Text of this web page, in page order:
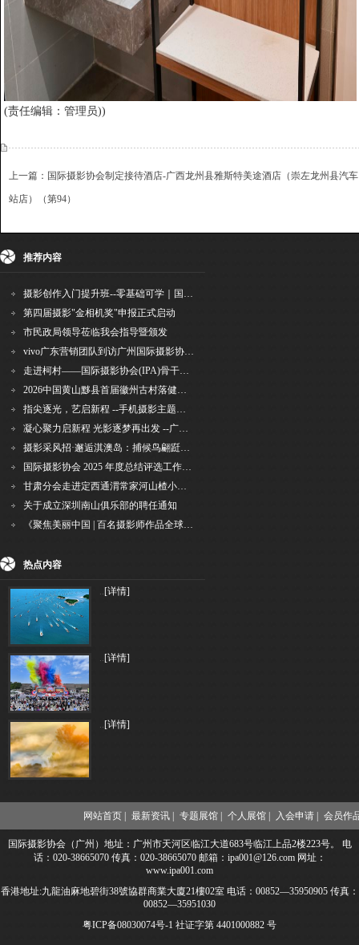
(责任编辑：管理员))
上一篇：国际摄影协会制定接待酒店-广西龙州县雅斯特美途酒店（崇左龙州县汽车
站店）（第94）
推荐内容
摄影创作入门提升班--零基础可学｜国际评委授课｜手机·相机均可｜AI工具｜摄影比赛指
第四届摄影"金相机奖"申报正式启动
市民政局领导莅临我会指导暨颁发
vivo广东营销团队到访广州国际摄影协会 共商合作事宜
走进柯村——国际摄影协会(IPA)骨干采风安徽行之6
2026中国黄山黟县首届徽州古村落健康跑圆满举行
指尖逐光，艺启新程 --手机摄影主题讲座在市老年干部大学圆满落幕
凝心聚力启新程 光影逐梦再出发 --广州国际摄影协会2026年首次会长秘书长会议召开
摄影采风招·邂逅淇澳岛：捕候鸟翩跹，寻古村烟火，追海上霞光
国际摄影协会 2025 年度总结评选工作的通知
甘肃分会走进定西通渭常家河山楂小镇旅游景区开展"红果满枝迎丰岁·山楂小镇庆佳节"为主
关于成立深圳南山俱乐部的聘任通知
《聚焦美丽中国 | 百名摄影师作品全球巡回展》（晋中）开幕新闻通稿
热点内容
..[详情]
..[详情]
..[详情]
网站首页 | 最新资讯 | 专题展馆 | 个人展馆 | 入会申请 | 会员作
国际摄影协会（广州）地址：广州市天河区临江大道683号临江上品2楼223号。 电
话：020-38665070 传真：020-38665070 邮箱：ipa001@126.com 网址：
www.ipa001.com
香港地址:九龍油麻地碧街38號協群商業大廈21樓02室 电话：00852—35950905 传真：
00852—35951030
粤ICP备08030074号-1 社证字第 4401000882 号